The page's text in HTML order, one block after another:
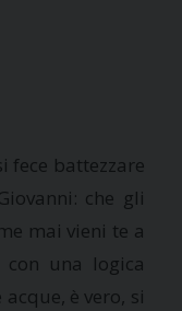
battezzare
che gli
mai vieni te a
con una logica
è vero, si